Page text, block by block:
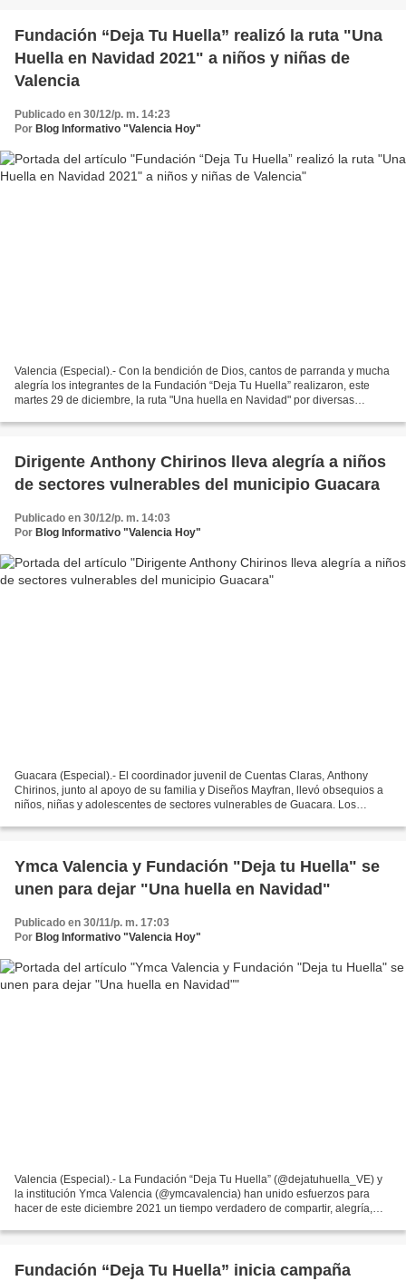
Fundación “Deja Tu Huella” realizó la ruta "Una
Huella en Navidad 2021" a niños y niñas de
Valencia
Publicado en 30/12/p. m. 14:23
Por Blog Informativo "Valencia Hoy"
Valencia (Especial).- Con la bendición de Dios, cantos de parranda y mucha
alegría los integrantes de la Fundación “Deja Tu Huella” realizaron, este
martes 29 de diciembre, la ruta "Una huella en Navidad" por diversas
Dirigente Anthony Chirinos lleva alegría a niños
de sectores vulnerables del municipio Guacara
Publicado en 30/12/p. m. 14:03
Por Blog Informativo "Valencia Hoy"
Guacara (Especial).- El coordinador juvenil de Cuentas Claras, Anthony
Chirinos, junto al apoyo de su familia y Diseños Mayfran, llevó obsequios a
niños, niñas y adolescentes de sectores vulnerables de Guacara. Los
Ymca Valencia y Fundación "Deja tu Huella" se
unen para dejar "Una huella en Navidad"
Publicado en 30/11/p. m. 17:03
Por Blog Informativo "Valencia Hoy"
Valencia (Especial).- La Fundación “Deja Tu Huella” (@dejatuhuella_VE) y
la institución Ymca Valencia (@ymcavalencia) han unido esfuerzos para
hacer de este diciembre 2021 un tiempo verdadero de compartir, alegría,
Fundación “Deja Tu Huella” inicia campaña